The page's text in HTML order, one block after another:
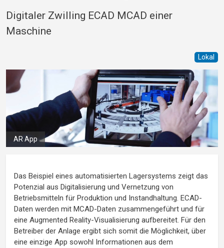
Digitaler Zwilling ECAD MCAD einer
Maschine
Lokal
AR App
Das Beispiel eines automatisierten Lagersystems zeigt das
Potenzial aus Digitalisierung und Vernetzung von
Betriebsmitteln für Produktion und Instandhaltung. ECAD-
Daten werden mit MCAD-Daten zusammengeführt und für
eine Augmented Reality-Visualisierung aufbereitet. Für den
Betreiber der Anlage ergibt sich somit die Möglichkeit, über
eine einzige App sowohl Informationen aus dem